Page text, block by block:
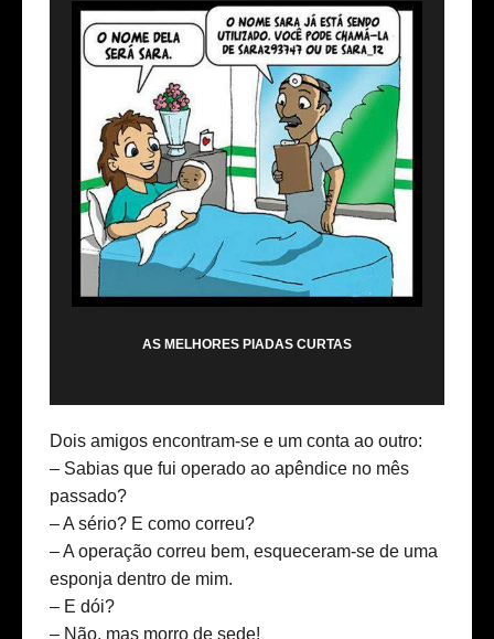
AS MELHORES PIADAS CURTAS
Dois amigos encontram-se e um conta ao outro:
– Sabias que fui operado ao apêndice no mês
passado?
– A sério? E como correu?
– A operação correu bem, esqueceram-se de uma
esponja dentro de mim.
– E dói?
– Não, mas morro de sede!